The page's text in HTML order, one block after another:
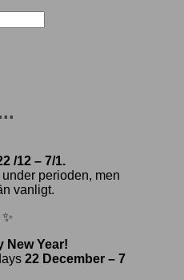
/12 – 7/1.
under perioden, men
vanligt.
New Year!
22 December – 7